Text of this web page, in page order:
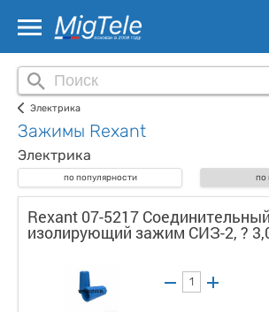
Электрика
Зажимы Rexant
Электрика
по популярности по
Rexant 07-5217 Соединительный
изолирующий зажим СИЗ-2, ?